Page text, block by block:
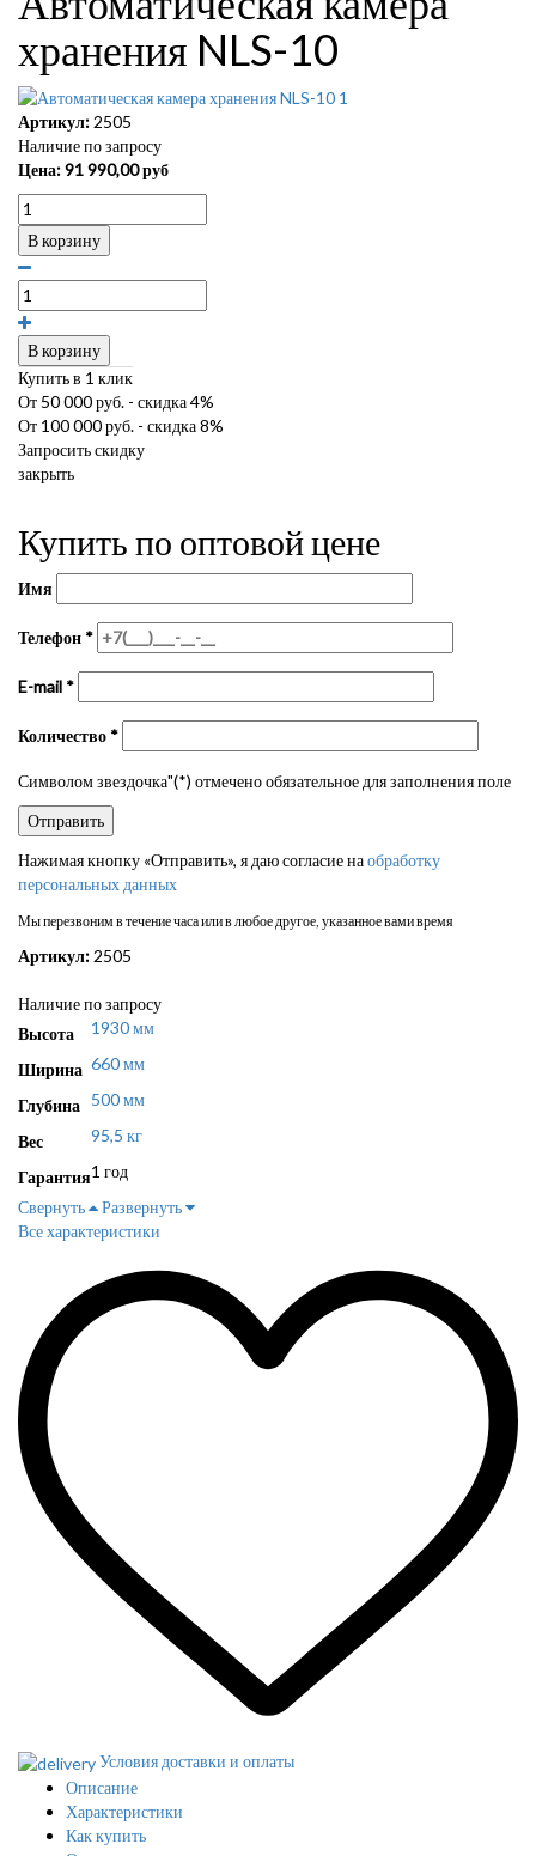
хранения NLS-10
Артикул: 2505
Наличие по запросу
Цена:91 990,00руб
В корзину
В корзину
Купить в 1 клик
От 50 000 руб. - скидка 4%
От 100 000 руб. - скидка 8%
Запросить скидку
закрыть
Купить по оптовой цене
Имя
Телефон *
E-mail *
Количество *
Символом звездочка"(*) отмечено обязательное для заполнения поле
Нажимая кнопку «Отправить», я даю согласие наобработку
персональных данных
Мы перезвоним в течение часа или в любое другое, указанное вами время
Артикул: 2505
Наличие по запросу
Высота
1930 мм
Ширина 660 мм
Глубина 500 мм
Вес 95,5 кг
Гарантия1 год
Свернуть
Развернуть
Все характеристики
Условия доставки и оплаты
Описание
Характеристики
Как купить